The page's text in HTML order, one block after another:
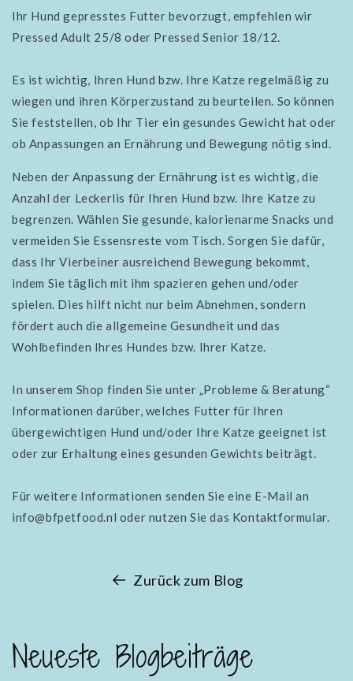
Ihr Hund gepresstes Futter bevorzugt, empfehlen wir
Pressed Adult 25/8 oder Pressed Senior 18/12.
Es ist wichtig, Ihren Hund bzw. Ihre Katze regelmäßig zu
wiegen und ihren Körperzustand zu beurteilen. So können
Sie feststellen, ob Ihr Tier ein gesundes Gewicht hat oder
ob Anpassungen an Ernährung und Bewegung nötig sind.
Neben der Anpassung der Ernährung ist es wichtig, die
Anzahl der Leckerlis für Ihren Hund bzw. Ihre Katze zu
begrenzen. Wählen Sie gesunde, kalorienarme Snacks und
vermeiden Sie Essensreste vom Tisch. Sorgen Sie dafür,
dass Ihr Vierbeiner ausreichend Bewegung bekommt,
indem Sie täglich mit ihm spazieren gehen und/oder
spielen. Dies hilft nicht nur beim Abnehmen, sondern
fördert auch die allgemeine Gesundheit und das
Wohlbefinden Ihres Hundes bzw. Ihrer Katze.
In unserem Shop finden Sie unter „Probleme & Beratung“
Informationen darüber, welches Futter für Ihren
übergewichtigen Hund und/oder Ihre Katze geeignet ist
oder zur Erhaltung eines gesunden Gewichts beiträgt.
Für weitere Informationen senden Sie eine E-Mail an
info@bfpetfood.nl oder nutzen Sie das Kontaktformular.
Zurück zum Blog
Neueste Blogbeiträge